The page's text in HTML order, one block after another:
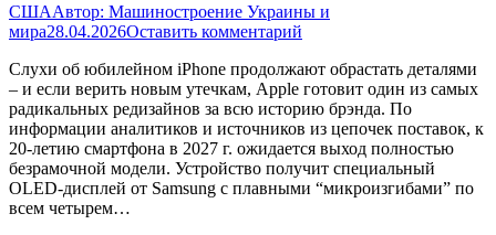
СШААвтор: Машиностроение Украины и
мира28.04.2026Оставить комментарий
Слухи об юбилейном iPhone продолжают обрастать деталями
– и если верить новым утечкам, Apple готовит один из самых
радикальных редизайнов за всю историю брэнда. По
информации аналитиков и источников из цепочек поставок, к
20-летию смартфона в 2027 г. ожидается выход полностью
безрамочной модели. Устройство получит специальный
OLED-дисплей от Samsung с плавными “микроизгибами” по
всем четырем…